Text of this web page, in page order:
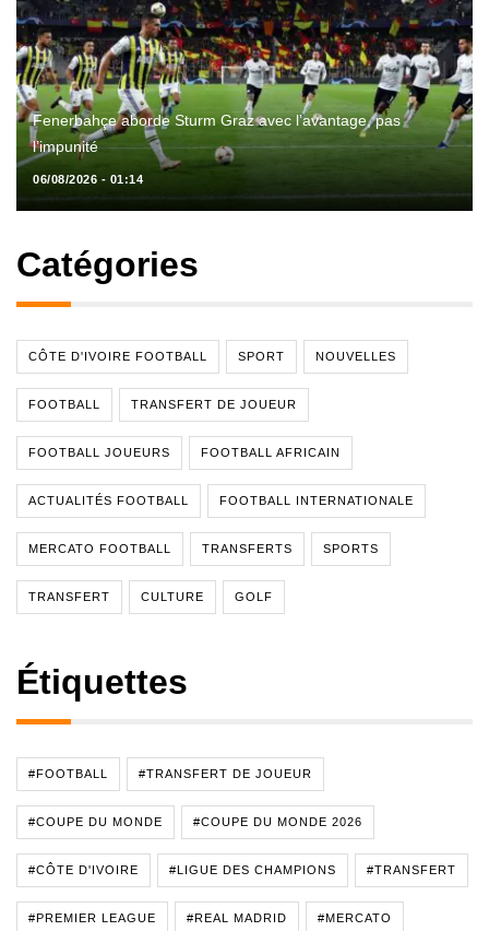
Fenerbahçe aborde Sturm Graz avec l’avantage, pas
l’impunité
06/08/2026 - 01:14
Catégories
CÔTE D'IVOIRE FOOTBALL SPORT NOUVELLES
FOOTBALL TRANSFERT DE JOUEUR
FOOTBALL JOUEURS FOOTBALL AFRICAIN
ACTUALITÉS FOOTBALL FOOTBALL INTERNATIONALE
MERCATO FOOTBALL TRANSFERTS SPORTS
TRANSFERT CULTURE GOLF
Étiquettes
#FOOTBALL #TRANSFERT DE JOUEUR
#COUPE DU MONDE #COUPE DU MONDE 2026
#CÔTE D'IVOIRE #LIGUE DES CHAMPIONS #TRANSFERT
#PREMIER LEAGUE #REAL MADRID #MERCATO